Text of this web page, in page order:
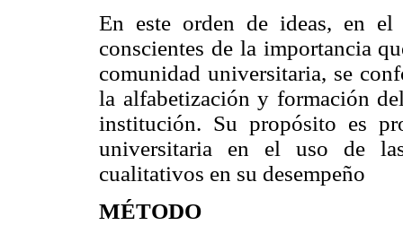
En este orden de ideas, en el
conscientes de la importancia
comunidad universitaria, se
la alfabetización y formación
institución. Su propósito es
universitaria en el uso de
cualitativos en su desempeño
MÉTODO